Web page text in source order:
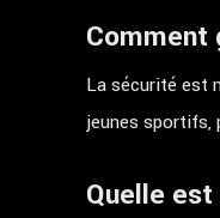
Comment
La sécurité est
jeunes sportifs,
Quelle